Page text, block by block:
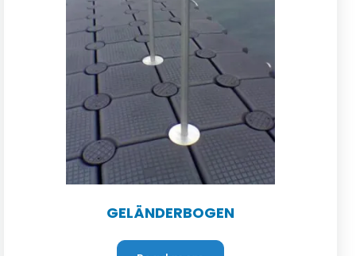
GELÄNDERBOGEN